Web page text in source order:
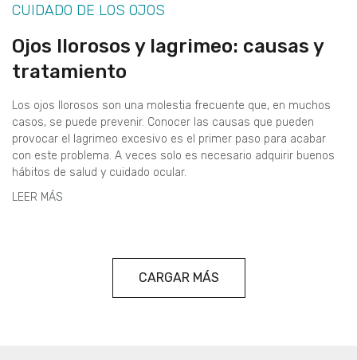
CUIDADO DE LOS OJOS
Ojos llorosos y lagrimeo: causas y
tratamiento
Los ojos llorosos son una molestia frecuente que, en muchos
casos, se puede prevenir. Conocer las causas que pueden
provocar el lagrimeo excesivo es el primer paso para acabar
con este problema. A veces solo es necesario adquirir buenos
hábitos de salud y cuidado ocular.
LEER MÁS
CARGAR MÁS